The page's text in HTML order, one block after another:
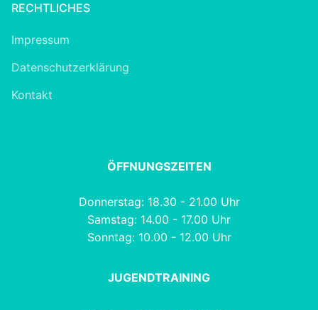
RECHTLICHES
Impressum
Datenschutzerklärung
Kontakt
ÖFFNUNGSZEITEN
Donnerstag: 18.30 - 21.00 Uhr
Samstag: 14.00 - 17.00 Uhr
Sonntag: 10.00 - 12.00 Uhr
JUGENDTRAINING